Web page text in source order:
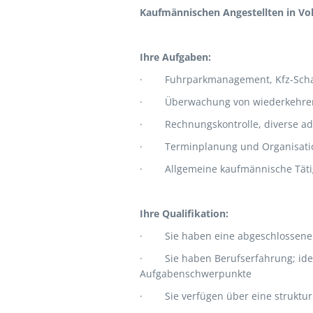
Kaufmännischen Angestellten in
Ihre Aufgaben:
· Fuhrparkmanagement, Kfz-
· Überwachung von
· Rechnungskontrolle, diverse
· Terminplanung und
· Allgemeine kaufmännische
Ihre Qualifikation:
· Sie haben eine
· Sie haben Berufserfahrung;
Aufgabenschwerpunkte
· Sie verfügen über eine